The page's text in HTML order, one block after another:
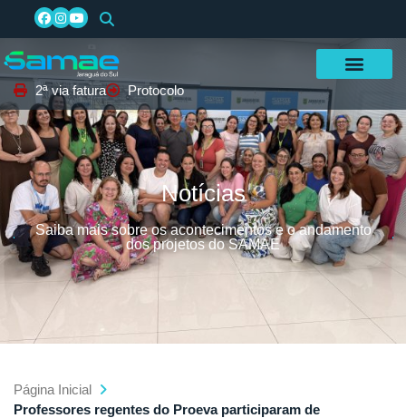
2ª via fatura Protocolo
Notícias
Saiba mais sobre os acontecimentos e o andamento
dos projetos do SAMAE
Página Inicial
Professores regentes do Proeva participaram de